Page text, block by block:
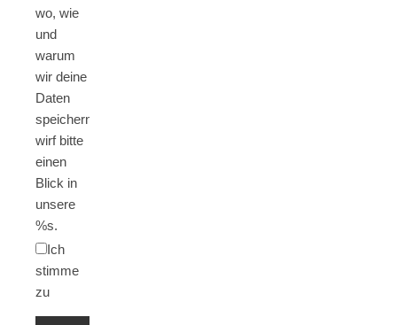
wo, wie
und
warum
wir deine
Daten
speichern,
wirf bitte
einen
Blick in
unsere
%s.
Ich
stimme
zu